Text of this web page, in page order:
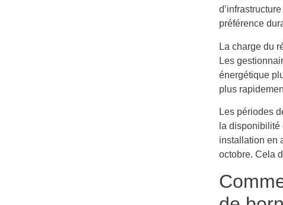
préférence
La charge du
Les
énergétique
plus
Les périodes
la
installation en
octobre. Cela